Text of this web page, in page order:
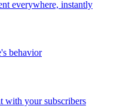
everywhere, instantly
behavior
with your subscribers